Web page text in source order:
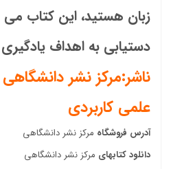
زبان هستید، این کتاب می
دستیابی به اهداف
ناشر:مرکز نشر
علمی کاربردی
آدرس فروشگاه مرکز نشر دانشگاهی
دانلود کتابهای مرکز نشر دانشگاهی